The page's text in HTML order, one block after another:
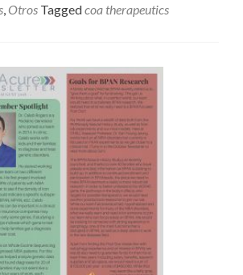
CoA
esperanzadora.
Otros Taggedcoa therapeutics